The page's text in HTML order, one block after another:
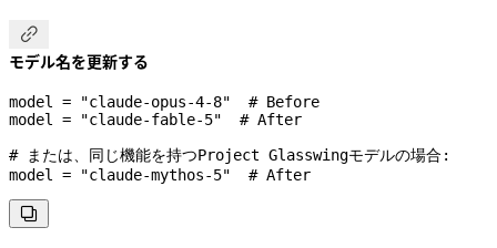

モデル名を更新する
model = "claude-opus-4-8"
  # Before
model = "claude-fable-5"
  # After
# または、同じ機能を持つProject Glasswingモデルの場合:
model = "claude-mythos-5"
  # After
